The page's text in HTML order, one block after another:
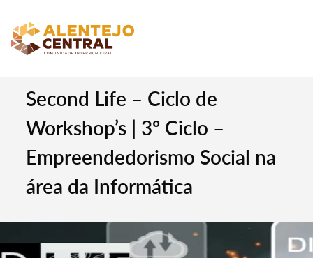
Second Life – Ciclo de
Workshop’s | 3º Ciclo –
Empreendedorismo Social na
área da Informática